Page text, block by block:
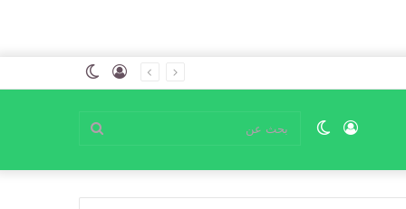
تسجيل
الوضع تسجيل